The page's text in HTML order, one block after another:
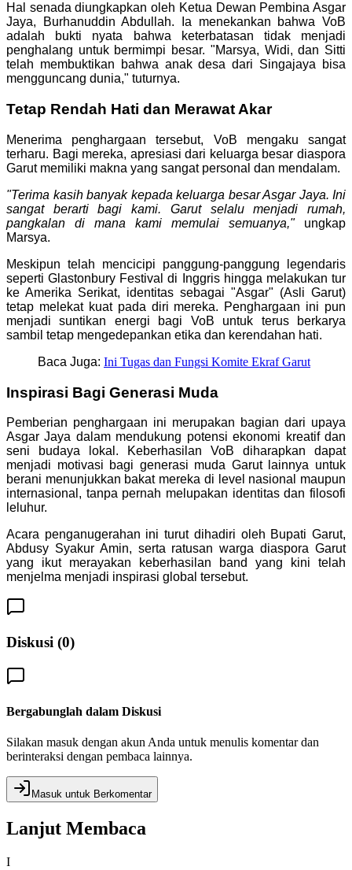
Hal senada diungkapkan oleh Ketua Dewan Pembina Asgar
Jaya, Burhanuddin Abdullah. Ia menekankan bahwa VoB
adalah bukti nyata bahwa keterbatasan tidak menjadi
penghalang untuk bermimpi besar. "Marsya, Widi, dan Sitti
telah membuktikan bahwa anak desa dari Singajaya bisa
mengguncang dunia," tuturnya.
Tetap Rendah Hati dan Merawat Akar
Menerima penghargaan tersebut, VoB mengaku sangat
terharu. Bagi mereka, apresiasi dari keluarga besar diaspora
Garut memiliki makna yang sangat personal dan mendalam.
"Terima kasih banyak kepada keluarga besar Asgar Jaya. Ini
sangat berarti bagi kami. Garut selalu menjadi rumah,
pangkalan di mana kami memulai semuanya," ungkap
Marsya.
Meskipun telah mencicipi panggung-panggung legendaris
seperti Glastonbury Festival di Inggris hingga melakukan tur
ke Amerika Serikat, identitas sebagai "Asgar" (Asli Garut)
tetap melekat kuat pada diri mereka. Penghargaan ini pun
menjadi suntikan energi bagi VoB untuk terus berkarya
sambil tetap mengedepankan etika dan kerendahan hati.
Baca Juga: Ini Tugas dan Fungsi Komite Ekraf Garut
Inspirasi Bagi Generasi Muda
Pemberian penghargaan ini merupakan bagian dari upaya
Asgar Jaya dalam mendukung potensi ekonomi kreatif dan
seni budaya lokal. Keberhasilan VoB diharapkan dapat
menjadi motivasi bagi generasi muda Garut lainnya untuk
berani menunjukkan bakat mereka di level nasional maupun
internasional, tanpa pernah melupakan identitas dan filosofi
leluhur.
Acara penganugerahan ini turut dihadiri oleh Bupati Garut,
Abdusy Syakur Amin, serta ratusan warga diaspora Garut
yang ikut merayakan keberhasilan band yang kini telah
menjelma menjadi inspirasi global tersebut.
Diskusi (0)
Bergabunglah dalam Diskusi
Silakan masuk dengan akun Anda untuk menulis komentar dan
berinteraksi dengan pembaca lainnya.
Masuk untuk Berkomentar
Lanjut Membaca
I